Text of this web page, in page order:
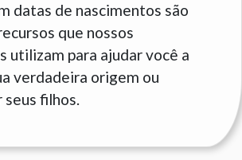
datas de nascimentos são
que nossos
utilizam para ajudar você a
verdadeira origem ou
filhos.